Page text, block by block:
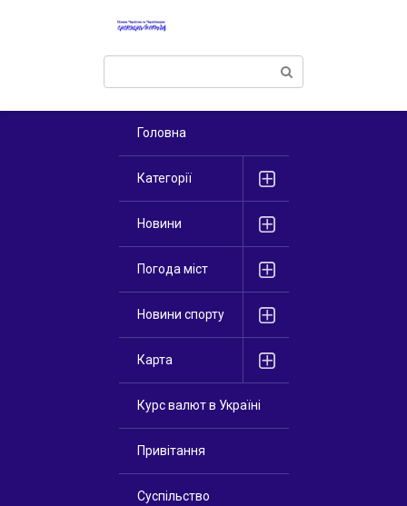
Поиск:
Головна
Категорії
Новини
Погода міст
Новини спорту
Карта
Курс валют в Україні
Привітання
Суспільство